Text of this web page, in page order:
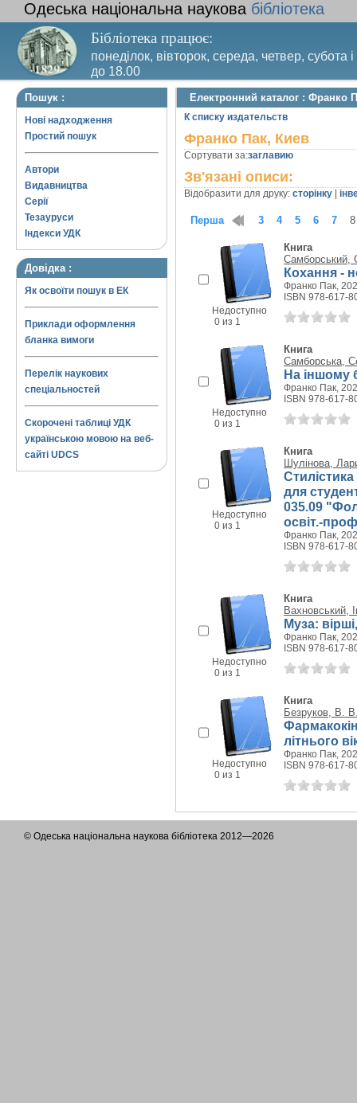
Одеська національна наукова бібліотека
Бібліотека працює:
понеділок, вівторок, середа, четвер, субота
до 18.00
Вихідний день – п’ятниця. Останній четвер
Пошук :
Нові надходження
Простий пошук
Автори
Видавництва
Серії
Тезауруси
Індекси УДК
Довідка :
Як освоїти пошук в ЕК
Приклади оформлення
бланка вимоги
Перелік наукових
спеціальностей
Скорочені таблиці УДК
українською мовою на веб-
сайті UDCS
Електронний каталог : Франко
К списку издательств
Франко Пак, Киев
Сортувати за:заглавию
Зв'язані описи:
Відобразити для друку: сторінку
Перша1 2 3 4 5 6 7 8
Недоступно
0 из 1
Книга
Самборський,
Кохання -
Франко Пак,
ISBN 978-617-
Недоступно
0 из 1
Книга
Самборська,
На іншому
Франко Пак,
ISBN 978-617-
Недоступно
0 из 1
Книга
Шулінова,
для
035.09
освіт.-
Франко Пак,
ISBN 978-617-
Недоступно
0 из 1
Книга
Вахновський,
Муза:
Франко Пак,
ISBN 978-617-
Недоступно
0 из 1
Книга
Безруков, В.
літнього
Франко Пак,
ISBN 978-617-
© Одеська національна наукова бібліотека 2012—2026